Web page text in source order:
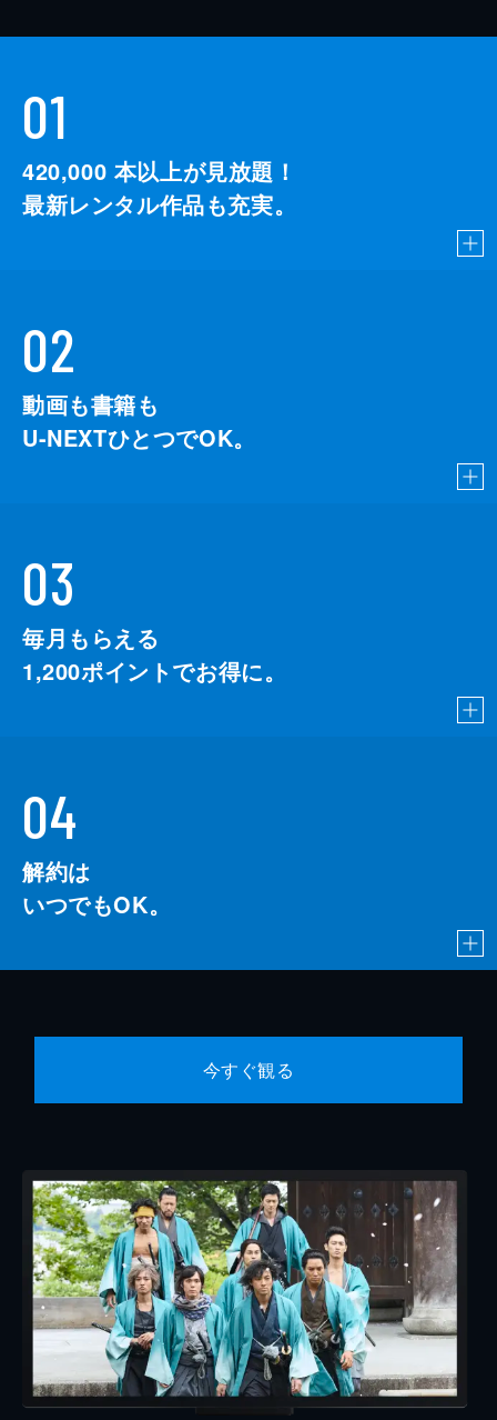
01
420,000 本以上が見放題！
最新レンタル作品も充実。
02
動画も書籍も
U-NEXTひとつでOK。
03
毎月もらえる
1,200ポイントでお得に。
04
解約は
いつでもOK。
今すぐ観る